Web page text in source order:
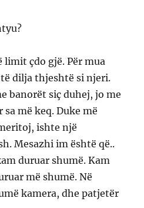
limit çdo gjë. Për mua
dilja thjeshtë si njeri.
banorët siç duhej, jo me
më keq. Duke më
ishte një
Mesazhi im është që..
duruar shumë. Kam
më shumë. Në
kamera, dhe patjetër